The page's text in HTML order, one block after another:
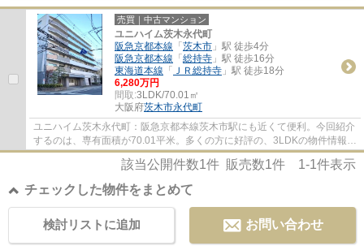
売買｜中古マンション
ユニハイム茨木永代町
阪急京都本線 「 茨木市 」駅 徒歩4分
阪急京都本線 「 総持寺 」駅 徒歩16分
東海道本線 「 ＪＲ総持寺 」駅 徒歩18分
6,280万円
間取:3LDK/70.01㎡
大阪府茨木市永代町
ユニハイム茨木永代町：阪急京都本線茨木市駅にも近くて便利。今回紹介
するのは、専有面積が70.01平米。多くの方に好評の、3LDKの物件情報は
こちらです。中古マンションなら、物件の購...
該当公開件数1件 販売数1件 1-1件表示
チェックした物件をまとめて
お問い合わせ
検討リストに追加